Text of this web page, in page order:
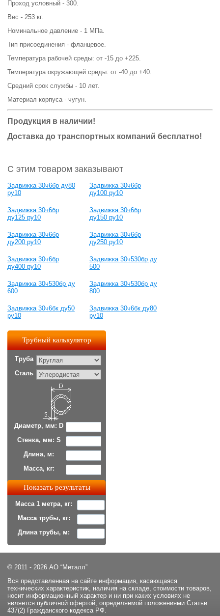
Проход условный - 300.
Вес - 253 кг.
Номинальное давление - 1 МПа.
Тип присоединения - фланцевое.
Температура рабочей среды: от -15 до +225.
Температура окружающей среды: от -40 до +40.
Средний срок службы - 10 лет.
Материал корпуса - чугун.
Продукция в наличии!
Доставка до транспортных компаний бесплатно!
С этим товаром заказывают
Задвижка 30ч6бр ду80
ру10
Задвижка 30ч6бр
ду100 ру10
Задвижка 30ч6бр
ду125 ру10
Задвижка 30ч6бр
ду150 ру10
Задвижка 30ч6бр
ду200 ру10
Задвижка 30ч6бр
ду250 ру10
Задвижка 30ч6бр
ду400 ру10
Задвижка 30ч530бр ду
500
Задвижка 30ч530бр ду
600
Задвижка 30ч530бр ду
800
Задвижка 30ч6бк ду50
ру10
Задвижка 30ч6бк ду80
ру10
Трубный калькулятор
Труба
Сталь
Диаметр, мм: D
Стенка, мм: S
Длина, м:
Масса, кг:
Масса 1 метра, кг:
Масса трубы, кг:
Длина трубы, м:
© 2011 - 2026 АО “Металл”
Вся представленная на сайте информация, касающаяся
технических характеристик, наличия на складе, стоимости товаров,
носит информационный характер и ни при каких условиях не
является публичной офертой, определяемой положениями Статьи
437(2) Гражданского кодекса РФ.